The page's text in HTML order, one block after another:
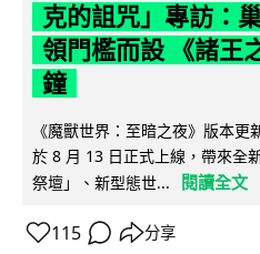
克的詛咒」專訪：
領門檻而設 《諸王
鐘
《魔獸世界：至暗之夜》版本
於 8 月 13 日正式上線，帶來全
祭壇」、新型態世...
閱讀全文
115 分享